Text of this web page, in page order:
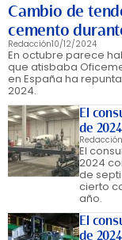
Cambio de
cemento
Redacción10/12/2024
En octubre parece
que atisbaba
en España ha
2024.
El
de
Redacción
El
2024
de
cierto
año.
El
de